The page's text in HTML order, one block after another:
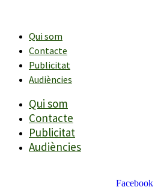
contingutQui som
Contacte
Publicitat
Audiències
Qui som
Contacte
Publicitat
Audiències
Facebook